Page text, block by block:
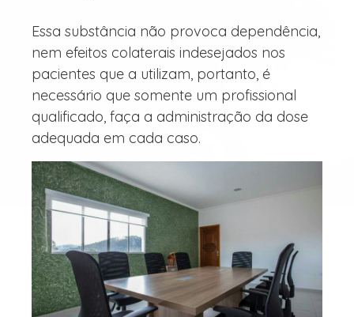
Essa substância não provoca dependência,
nem efeitos colaterais indesejados nos
pacientes que a utilizam, portanto, é
necessário que somente um profissional
qualificado, faça a administração da dose
adequada em cada caso.